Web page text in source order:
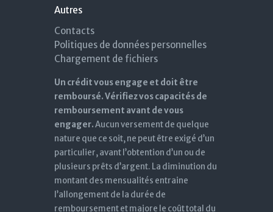
Autres
Contacts
Politiques de données personnelles
Chargement de fichiers
Un crédit vous engage et doit être
remboursé. Vérifiez vos capacités de
remboursement avant de vous
engager.Aucun versement de quelque
nature que ce soit, ne peut être exigé d’un
particulier, avant l’obtention d’un ou de
plusieurs prêts d’argent. La diminution du
montant des mensualités entraine
l’allongement de la durée de
remboursement et majore le coût total du